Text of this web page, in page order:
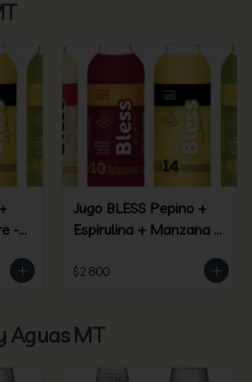
-
Jugo BLESS Pepino +
Espirulina + Manzana +
$2.800
Aguas MT